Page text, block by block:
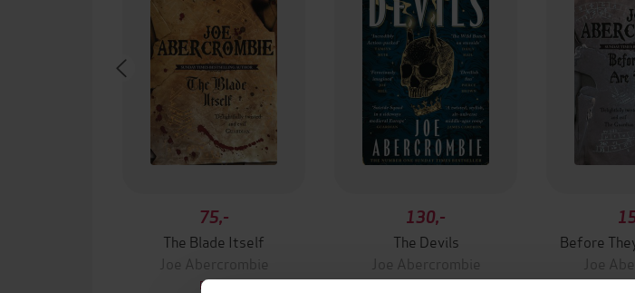
75,-
The Blade Itself
Joe Abercrombie
EBOK
130,-
The Devils
Joe Abercrombie
EBOK
Before
Joe